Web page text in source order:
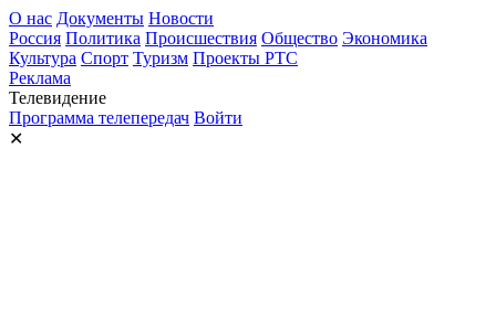
О нас Документы Новости
Россия Политика Происшествия Общество Экономика
Культура Спорт Туризм Проекты РТС
Реклама
Телевидение
Программа телепередач Войти
✕